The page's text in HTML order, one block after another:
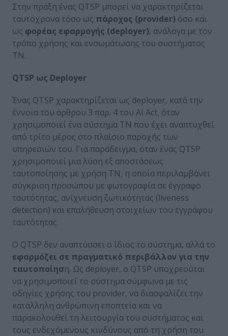
Στην πράξη ένας QTSP μπορεί να χαρακτηρίζεται
ταυτόχρονα τόσο ως πάροχος (provider) όσο και
ως φορέας εφαρμογής (deployer), ανάλογα με τον
τρόπο χρήσης και ενσωμάτωσης του συστήματος
ΤΝ.
QTSP ως Deployer
Ένας QTSP χαρακτηρίζεται ως deployer, κατά την
έννοια του άρθρου 3 παρ. 4 του AI Act, όταν
χρησιμοποιεί ένα σύστημα ΤΝ που έχει αναπτυχθεί
από τρίτο μέρος στο πλαίσιο παροχής των
υπηρεσιών του. Για παράδειγμα, όταν ένας QTSP
χρησιμοποιεί μια λύση εξ αποστάσεως
ταυτοποίησης με χρήση ΤΝ, η οποία περιλαμβάνει
σύγκριση προσώπου με φωτογραφία σε έγγραφο
ταυτότητας, ανίχνευση ζωτικότητας (liveness
detection) και επαλήθευση στοιχείων του εγγράφου
ταυτότητας.
Ο QTSP δεν αναπτύσσει ο ίδιος το σύστημα, αλλά το
εφαρμόζει σε πραγματικό περιβάλλον για την
ταυτοποίηση. Ως deployer, ο QTSP υποχρεούται
να χρησιμοποιεί το σύστημα σύμφωνα με τις
οδηγίες χρήσης του provider, να διασφαλίζει την
κατάλληλη ανθρώπινη εποπτεία και να
παρακολουθεί τη λειτουργία του συστήματος και
τους ενδεχόμενους κινδύνους από τη χρήση του.